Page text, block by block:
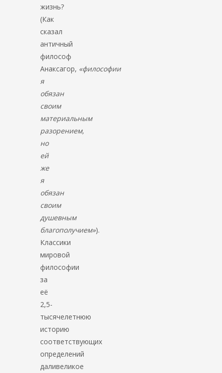
жизнь?
(Как
сказал
античный
философ
Анаксагор, «философии
я
обязан
своим
материальным
разорением,
но
ей
же
я
обязан
своим
душевным
благополучием»).
Классики
мировой
философии
за
её
2,5-
тысячелетнюю
историю
соответствующих
определений
даливеликое